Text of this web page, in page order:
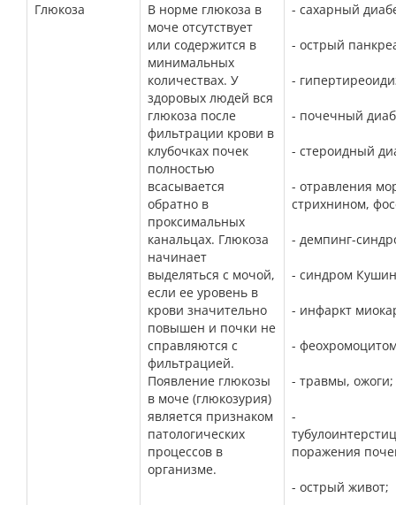
Глюкоза
В норме глюкоза в
моче отсутствует
или содержится в
минимальных
количествах. У
здоровых людей вся
глюкоза после
фильтрации крови в
клубочках почек
полностью
всасывается
обратно в
проксимальных
канальцах. Глюкоза
начинает
выделяться с мочой,
если ее уровень в
крови значительно
повышен и почки не
справляются с
фильтрацией.
Появление глюкозы
в моче (глюкозурия)
является признаком
патологических
процессов в
организме.
- сахарный
- острый
-
- почечный
- стероидный
- отравления
стрихнином,
- демпинг-
- синдром
- инфаркт
-
- травмы, ожоги;
-
поражения
- острый живот;